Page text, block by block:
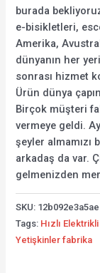
burada
e-bisikletleri,
Amerika,
dünyanın her
sonrası hizmet
Ürün dünya
Birçok müşteri
vermeye geldi.
şeyler almamızı
arkadaş da var.
gelmenizden
SKU: 12b092e3a5ae
Tags: Hızlı
Yetişkinler fabrika